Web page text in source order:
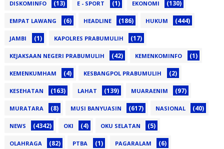
DISKOMINFO (13) E - SPORT (1) EKONOMI (130)
EMPAT LAWANG (6) HEADLINE (186) HUKUM (444)
JAMBI (1) KAPOLRES PRABUMULIH (17)
KEJAKSAAN NEGERI PRABUMULIH (42) KEMENKOMINFO (1)
KEMENKUMHAM (4) KESBANGPOL PRABUMULIH (2)
KESEHATAN (163) LAHAT (139) MUARAENIM (97)
MURATARA (8) MUSI BANYUASIN (617) NASIONAL (40)
NEWS (4342) OKI (4) OKU SELATAN (5)
OLAHRAGA (82) PTBA (1) PAGARALAM (6)